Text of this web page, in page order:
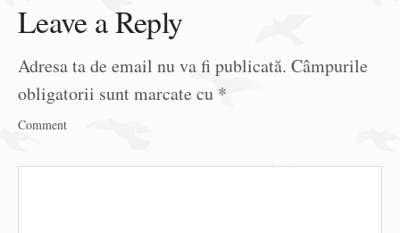
Leave a Reply
Adresa ta de email nu va fi publicată. Câmpurile
obligatorii sunt marcate cu *
Comment